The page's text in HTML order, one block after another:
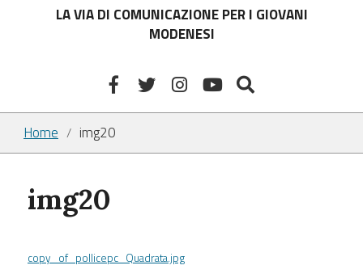
LA VIA DI COMUNICAZIONE PER I GIOVANI
MODENESI
Home / img20
img20
copy_of_pollicepc_Quadrata.jpg